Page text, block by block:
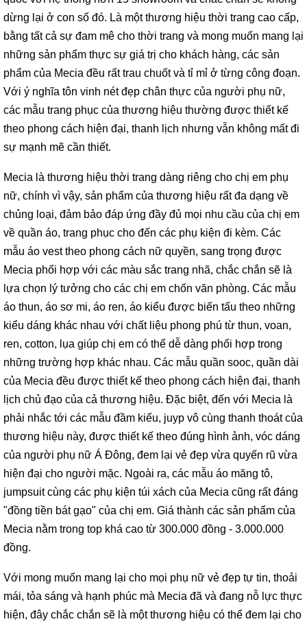
dừng lại ở con số đó. Là một thương hiệu thời trang cao cấp,
bằng tất cả sự đam mê cho thời trang và mong muốn mang lại
những sản phẩm thực sự giá trị cho khách hàng, các sản
phẩm của Mecia đều rất trau chuốt và tỉ mỉ ở từng công đoạn.
Với ý nghĩa tôn vinh nét đẹp chân thực của người phụ nữ,
các mẫu trang phục của thương hiệu thường được thiết kế
theo phong cách hiện đại, thanh lịch nhưng vẫn không mất đi
sự mạnh mẽ cần thiết.
Mecia là thương hiệu thời trang dàng riêng cho chị em phụ
nữ, chính vì vậy, sản phẩm của thương hiệu rất đa dạng về
chủng loại, đảm bảo đáp ứng đầy đủ mọi nhu cầu của chị em
về quần áo, trang phục cho đến các phụ kiện đi kèm. Các
mẫu áo vest theo phong cách nữ quyền, sang trọng được
Mecia phối hợp với các màu sắc trang nhã, chắc chắn sẽ là
lựa chọn lý tưởng cho các chị em chốn văn phòng. Các mẫu
áo thun, áo sơ mi, áo ren, áo kiểu được biến tấu theo những
kiểu dáng khác nhau với chất liệu phong phú từ thun, voan,
ren, cotton, lụa giúp chị em có thể dễ dàng phối hợp trong
những trường hợp khác nhau. Các mẫu quần sooc, quần dài
của Mecia đều được thiết kế theo phong cách hiện đại, thanh
lịch chủ đạo của cả thương hiệu. Đặc biệt, đến với Mecia là
phải nhắc tới các mẫu đầm kiểu, juyp vô cùng thanh thoát của
thương hiệu này, được thiết kế theo đúng hình ảnh, vóc dáng
của người phụ nữ Á Đông, đem lại vẻ đẹp vừa quyến rũ vừa
hiện đại cho người mặc. Ngoài ra, các mẫu áo măng tô,
jumpsuit cùng các phụ kiện túi xách của Mecia cũng rất đáng
"đồng tiền bát gạo" của chị em. Giá thành các sản phẩm của
Mecia nằm trong top khá cao từ 300.000 đồng - 3.000.000
đồng.
Với mong muốn mang lại cho mọi phụ nữ vẻ đẹp tự tin, thoải
mái, tỏa sáng và hạnh phúc mà Mecia đã và đang nỗ lực thực
hiện, đây chắc chắn sẽ là một thương hiệu có thể đem lại cho